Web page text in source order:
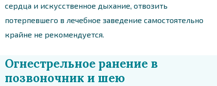
сердца и искусственное дыхание, отвозить
потерпевшего в лечебное заведение самостоятельно
крайне не рекомендуется.
Огнестрельное ранение в
позвоночник и шею